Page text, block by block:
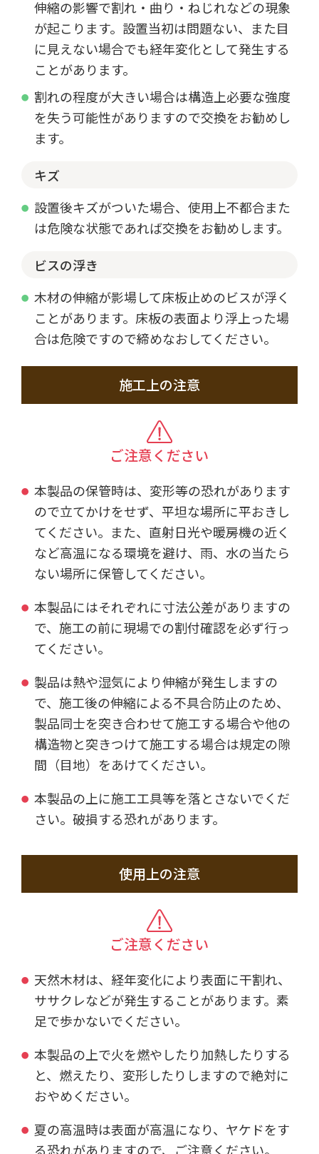
伸縮の影響で割れ・曲り・ねじれなどの現象
が起こります。設置当初は問題ない、また目
に見えない場合でも経年変化として発生する
ことがあります。
割れの程度が大きい場合は構造上必要な強度
を失う可能性がありますので交換をお勧めし
ます。
キズ
設置後キズがついた場合、使用上不都合また
は危険な状態であれば交換をお勧めします。
ビスの浮き
木材の伸縮が影場して床板止めのビスが浮く
ことがあります。床板の表面より浮上った場
合は危険ですので締めなおしてください。
施工上の注意
ご注意ください
本製品の保管時は、変形等の恐れがあります
ので立てかけをせず、平坦な場所に平おきし
てください。また、直射日光や暖房機の近く
など高温になる環境を避け、雨、水の当たら
ない場所に保管してください。
本製品にはそれぞれに寸法公差がありますの
で、施工の前に現場での割付確認を必ず行っ
てください。
製品は熱や湿気により伸縮が発生しますの
で、施工後の伸縮による不具合防止のため、
製品同士を突き合わせて施工する場合や他の
構造物と突きつけて施工する場合は規定の隙
間（目地）をあけてください。
本製品の上に施工工具等を落とさないでくだ
さい。破損する恐れがあります。
使用上の注意
ご注意ください
天然木材は、経年変化により表面に干割れ、
ササクレなどが発生することがあります。素
足で歩かないでください。
本製品の上で火を燃やしたり加熱したりする
と、燃えたり、変形したりしますので絶対に
おやめください。
夏の高温時は表面が高温になり、ヤケドをす
る恐れがありますので、ご注意ください。